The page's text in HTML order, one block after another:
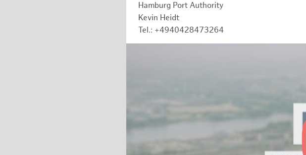
Hamburg Port Authority
Kevin Heidt
Tel.: +4940428473264